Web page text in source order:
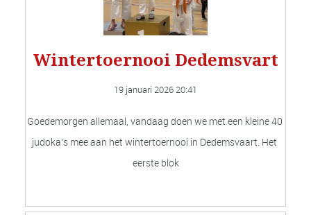
Wintertoernooi Dedemsvart
19 januari 2026 20:41
Goedemorgen allemaal, vandaag doen we met een kleine 40
judoka’s mee aan het wintertoernooi in Dedemsvaart. Het
eerste blok